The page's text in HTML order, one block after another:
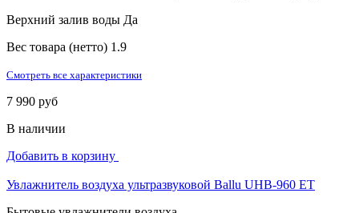
Верхний залив воды Да
Вес товара (нетто) 1.9
Смотреть все характеристики
7 990 руб
В наличии
Добавить в корзину
Увлажнитель воздуха ультразвуковой Ballu UHB-960 ET